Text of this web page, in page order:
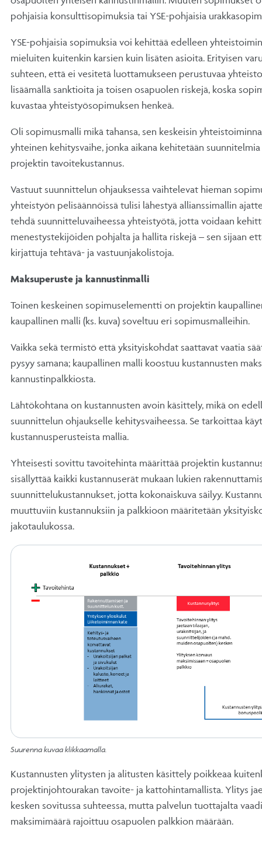
pohjaisia konsulttisopimuksia tai YSE-pohjaisia
YSE-pohjaisia sopimuksia voi kehittää edelleen
mieluiten kuitenkin karsien kuin lisäten asioita. Erityisen
suhteen, että ei vesitetä luottamukseen perustuvaa
lisäämällä sanktioita ja toisen osapuolen riskejä, koska
kuvastaa yhteistyösopimuksen henkeä.
Oli sopimusmalli mikä tahansa, sen keskeisin
yhteinen kehitysvaihe, jonka aikana kehitetään
projektin tavoitekustannus.
Vastuut suunnittelun ohjauksessa vaihtelevat hieman
yhteistyön pelisäännöissä tulisi lähestyä allianssimallin
tehdä suunnitteluvaiheessa yhteistyötä, jotta voidaan
menestystekijöiden pohjalta ja hallita riskejä – sen sijaan
kirjattuja tehtävä- ja vastuunjakolistoja.
Maksuperuste ja kannustinmalli
Toinen keskeinen sopimuselementti on projektin
kaupallinen malli (ks. kuva) soveltuu eri sopimusmalleihin.
Vaikka sekä termistö että yksityiskohdat saattavat vaatia
pysyy samana; kaupallinen malli koostuu kustannusten
kannustinpalkkiosta.
Lähtökohtana on kustannusten avoin käsittely, mikä on
suunnittelun ohjaukselle kehitysvaiheessa. Se tarkoittaa
kustannusperusteista mallia.
Yhteisesti sovittu tavoitehinta määrittää projektin
sisällyttää kaikki kustannuserät mukaan lukien
suunnittelukustannukset, jotta kokonaiskuva säilyy.
muuttuviin kustannuksiin ja palkkioon määritetään
jakotaulukossa.
Suurenna kuvaa klikkaamalla.
Kustannusten ylitysten ja alitusten käsittely poikkeaa
projektinjohtourakan tavoite- ja kattohintamallista. Ylitys
kesken sovitussa suhteessa, mutta palvelun tuottajalta
maksimimäärä rajoittuu osapuolen palkkion määrään.